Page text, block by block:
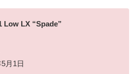
Low LX “Spade”
月1日